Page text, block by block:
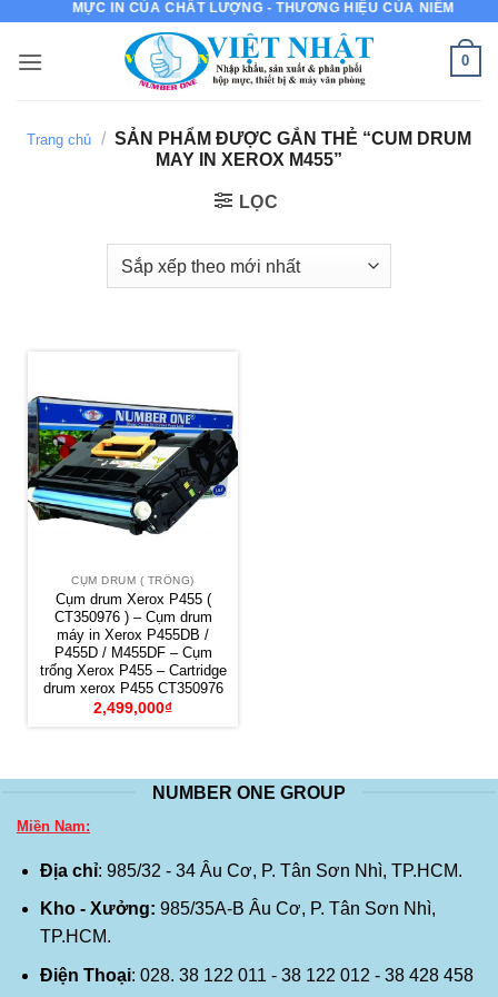
nội
MỰC IN CỦA CHẤT LƯỢNG - THƯƠNG HIỆU CỦA NIỀM TIN
0
Trang chủ / SẢN PHẨM ĐƯỢC GẮN THẺ “CUM DRUM
MAY IN XEROX M455”
LỌC
CỤM DRUM ( TRỐNG)
Cụm drum Xerox P455 (
CT350976 ) – Cụm drum
máy in Xerox P455DB /
P455D / M455DF – Cụm
trống Xerox P455 – Cartridge
drum xerox P455 CT350976
2,499,000₫
NUMBER ONE GROUP
Miền Nam:
Địa chỉ: 985/32 - 34 Âu Cơ, P. Tân Sơn Nhì, TP.HCM.
Kho - Xưởng: 985/35A-B Âu Cơ, P. Tân Sơn Nhì,
TP.HCM.
Điện Thoại: 028. 38 122 011 - 38 122 012 - 38 428 458